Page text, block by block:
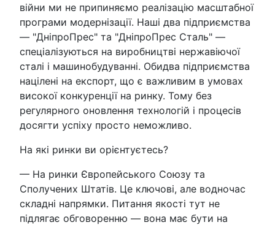
війни ми не припиняємо реалізацію масштабної
програми модернізації. Наші два підприємства
— "ДніпроПрес" та "ДніпроПрес Сталь" —
спеціалізуються на виробництві нержавіючої
сталі і машинобудуванні. Обидва підприємства
націлені на експорт, що є важливим в умовах
високої конкуренції на ринку. Тому без
регулярного оновлення технологій і процесів
досягти успіху просто неможливо.
На які ринки ви орієнтуєтесь?
— На ринки Європейського Союзу та
Сполучених Штатів. Це ключові, але водночас
складні напрямки. Питання якості тут не
підлягає обговоренню — вона має бути на